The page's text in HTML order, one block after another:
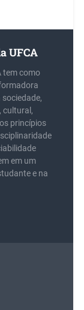
UFCA
tem como
cultural,
princípios
em um
e na